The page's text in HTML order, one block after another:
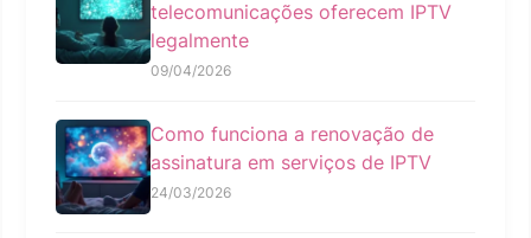
telecomunicações oferecem IPTV
legalmente
09/04/2026
Como funciona a renovação de
assinatura em serviços de IPTV
24/03/2026